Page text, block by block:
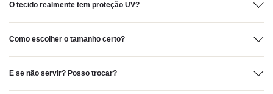
O tecido realmente tem proteção UV?
Como escolher o tamanho certo?
E se não servir? Posso trocar?